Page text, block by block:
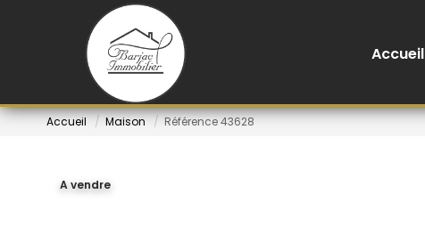
Accueil
Accueil Maison Référence 43628
A vendre